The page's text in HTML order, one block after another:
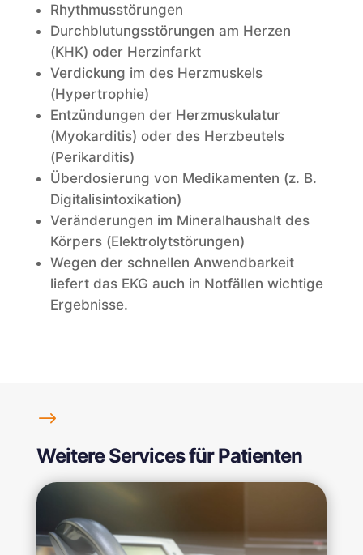
Rhythmusstörungen
Durchblutungsstörungen am Herzen
(KHK) oder Herzinfarkt
Verdickung im des Herzmuskels
(Hypertrophie)
Entzündungen der Herzmuskulatur
(Myokarditis) oder des Herzbeutels
(Perikarditis)
Überdosierung von Medikamenten (z. B.
Digitalisintoxikation)
Veränderungen im Mineralhaushalt des
Körpers (Elektrolytstörungen)
Wegen der schnellen Anwendbarkeit
liefert das EKG auch in Notfällen wichtige
Ergebnisse.
$
Weitere Services für Patienten